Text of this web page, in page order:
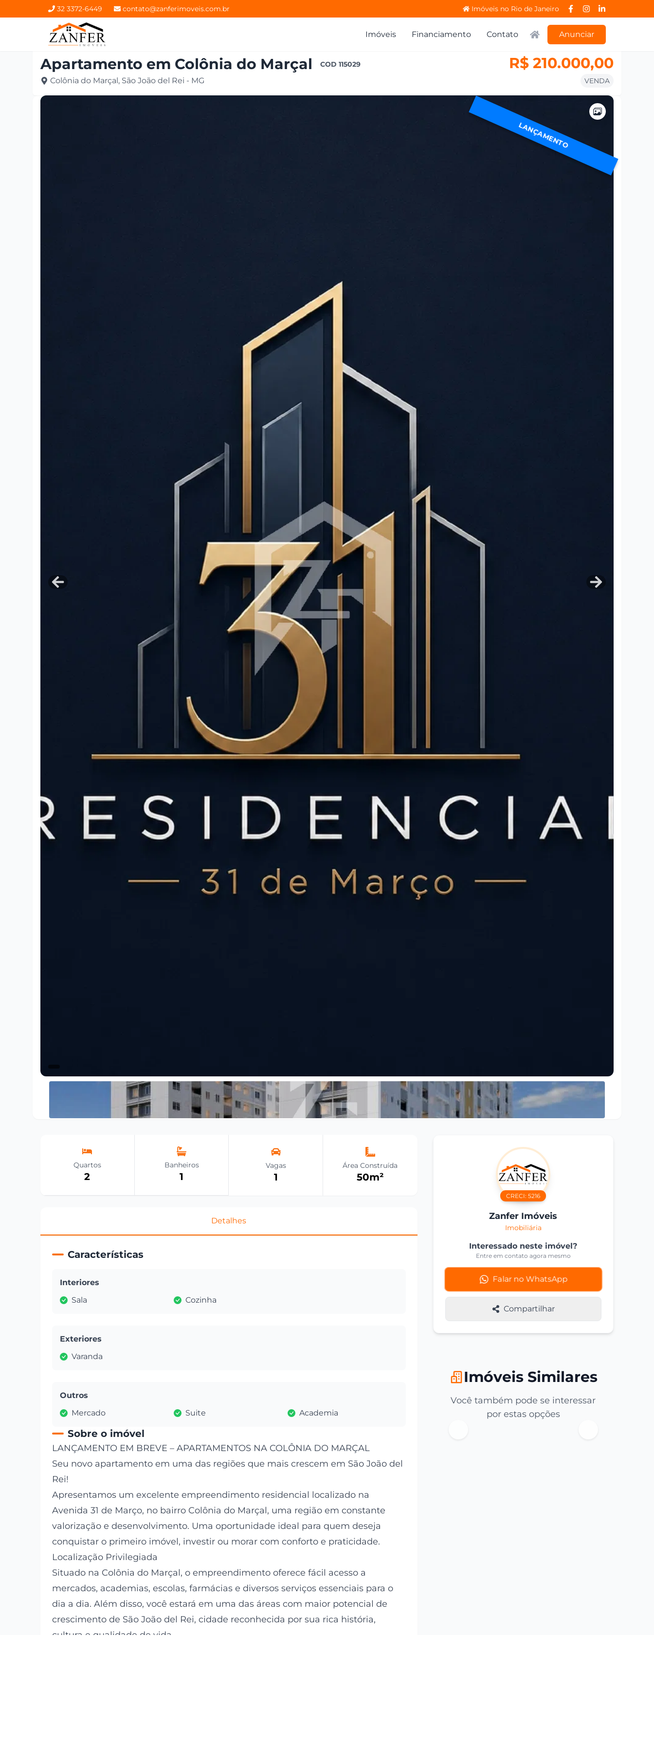
32 3372-6449 contato@zanferimoveis.com.br Imóveis no Rio de Janeiro
Imóveis Financiamento Contato Anunciar
Apartamento em Colônia do Marçal COD115029
Colônia do Marçal, São João del Rei - MG
R$ 210.000,00
VENDA
LANÇAMENTO
Quartos
2
Banheiros
1
Vagas
1
Área Construída
50m²
Detalhes
Características
Interiores
Sala
Cozinha
Exteriores
Varanda
Outros
Mercado
Suite Academia
Sobre o imóvel
LANÇAMENTO EM BREVE – APARTAMENTOS NA COLÔNIA DO MARÇAL
Seu novo apartamento em uma das regiões que mais crescem em São João del
Rei!
Apresentamos um excelente empreendimento residencial localizado na
Avenida 31 de Março, no bairro Colônia do Marçal, uma região em constante
valorização e desenvolvimento. Uma oportunidade ideal para quem deseja
conquistar o primeiro imóvel, investir ou morar com conforto e praticidade.
Localização Privilegiada
Situado na Colônia do Marçal, o empreendimento oferece fácil acesso a
mercados, academias, escolas, farmácias e diversos serviços essenciais para o
dia a dia. Além disso, você estará em uma das áreas com maior potencial de
crescimento de São João del Rei, cidade reconhecida por sua rica história,
cultura e qualidade de vida.
CRECI:5216
Zanfer Imóveis
Imobiliária
Interessado neste imóvel?
Entre em contato agora mesmo
Falar no WhatsApp
Compartilhar
Imóveis Similares
Você também pode se interessar
por estas opções